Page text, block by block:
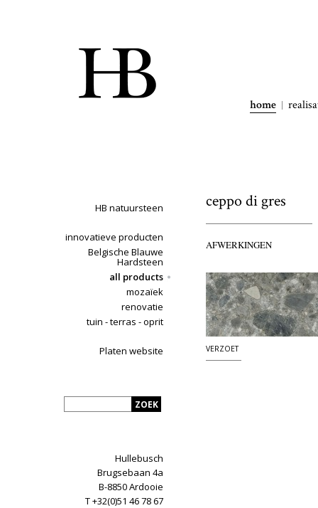
home
HB natuursteen
innovatieve producten
Belgische Blauwe
Hardsteen
all products
mozaïek
renovatie
tuin - terras - oprit
Platen website
Hullebusch
Brugsebaan 4a
B-8850 Ardooie
T +32(0)51 46 78 67
ceppo di gres
AFWERKINGEN
VERZOET